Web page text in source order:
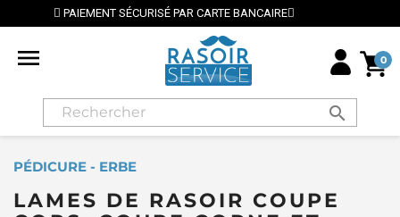
⭐ LIVRAISON GRATUITE EN FRANCE
 0
search
PÉDICURE - ERBE
LAMES DE RASOIR COUPE